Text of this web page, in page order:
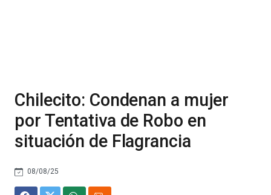
Chilecito: Condenan a mujer
por Tentativa de Robo en
situación de Flagrancia
08/08/25